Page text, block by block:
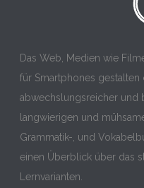
Das Web, Medien wie
für Smartphones
abwechslungsreicher und
langwierigen und
Grammatik-, und
einen Überblick über das
Lernvarianten.